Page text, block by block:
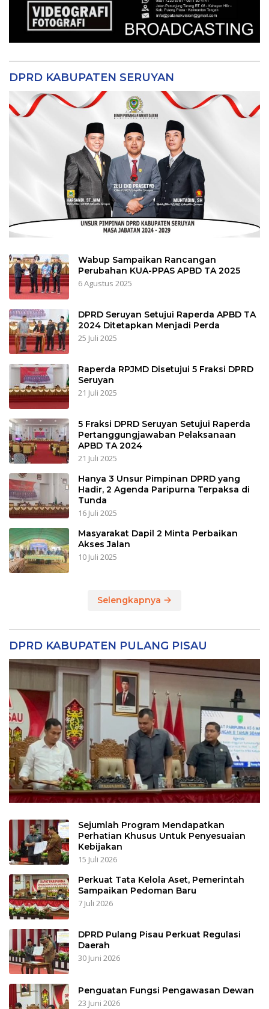
DPRD KABUPATEN SERUYAN
Wabup Sampaikan Rancangan
Perubahan KUA-PPAS APBD TA 2025
6 Agustus 2025
DPRD Seruyan Setujui Raperda APBD TA
2024 Ditetapkan Menjadi Perda
25 Juli 2025
Raperda RPJMD Disetujui 5 Fraksi DPRD
Seruyan
21 Juli 2025
5 Fraksi DPRD Seruyan Setujui Raperda
Pertanggungjawaban Pelaksanaan
APBD TA 2024
21 Juli 2025
Hanya 3 Unsur Pimpinan DPRD yang
Hadir, 2 Agenda Paripurna Terpaksa di
Tunda
16 Juli 2025
Masyarakat Dapil 2 Minta Perbaikan
Akses Jalan
10 Juli 2025
Selengkapnya
DPRD KABUPATEN PULANG PISAU
Sejumlah Program Mendapatkan
Perhatian Khusus Untuk Penyesuaian
Kebijakan
15 Juli 2026
Perkuat Tata Kelola Aset, Pemerintah
Sampaikan Pedoman Baru
7 Juli 2026
DPRD Pulang Pisau Perkuat Regulasi
Daerah
30 Juni 2026
Penguatan Fungsi Pengawasan Dewan
23 Juni 2026